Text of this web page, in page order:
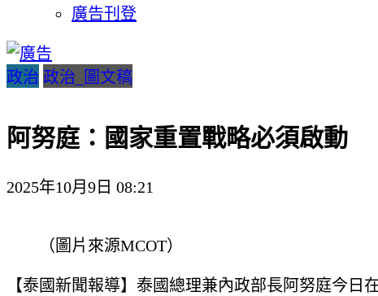
廣告刊登
政治 政治_圖文稿
阿努庭：國家重置戰略必須啟動
2025年10月9日 08:21
（圖片來源MCOT）
【泰國新聞報導】泰國總理兼內政部長阿努庭今